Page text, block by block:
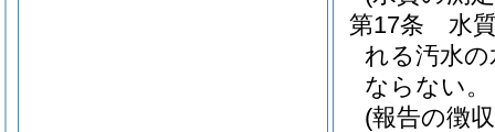
第17条
水
れる汚水
ならない。
(報告の徴